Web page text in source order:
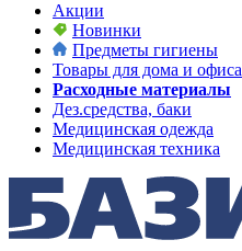
Акции
Новинки
Предметы гигиены
Товары для дома и офиса
Расходные материалы
Дез.средства, баки
Медицинская одежда
Медицинская техника